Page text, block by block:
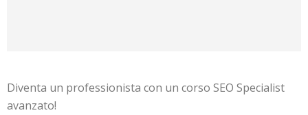
Diventa un professionista con un corso SEO Specialist
avanzato!